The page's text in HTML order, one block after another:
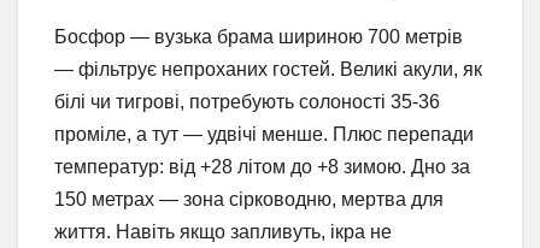
Босфор — вузька брама шириною 700 метрів
— фільтрує непроханих гостей. Великі акули, як
білі чи тигрові, потребують солоності 35-36
проміле, а тут — удвічі менше. Плюс перепади
температур: від +28 літом до +8 зимою. Дно за
150 метрах — зона сірководню, мертва для
життя. Навіть якщо запливуть, ікра не